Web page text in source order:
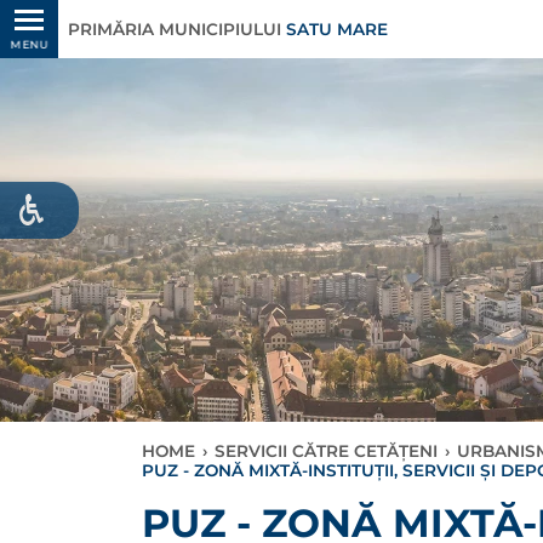
MENU
PRIMĂRIA MUNICIPIULUI SATU MARE
HOME › SERVICII CĂTRE CETĂȚENI ›
PUZ - ZONĂ MIXTĂ-INSTITUȚII, SERVICII ȘI
PUZ - ZONĂ